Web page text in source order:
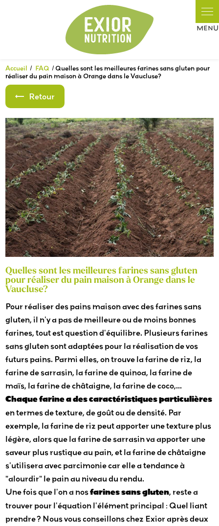
Accueil FAQ
Quelles sont les meilleures farines sans gluten pour
réaliser du pain maison à Orange dans le Vaucluse?
Retour
Quelles sont les meilleures farines sans gluten
pour réaliser du pain maison à Orange dans le
Vaucluse?
Pour réaliser des pains maison avec des farines sans
gluten, il n'y a pas de meilleure ou de moins bonnes
farines, tout est question d'équilibre. Plusieurs farines
sans gluten sont adaptées pour la réalisation de vos
futurs pains. Parmi elles, on trouve la farine de riz, la
farine de sarrasin, la farine de quinoa, la farine de
maïs, la farine de châtaigne, la farine de coco,...
Chaque farine a des caractéristiques particulières
en termes de texture, de goût ou de densité. Par
exemple, la farine de riz peut apporter une texture plus
légère, alors que la farine de sarrasin va apporter une
saveur plus rustique au pain, et la farine de châtaigne
s'utilisera avec parcimonie car elle a tendance à
"alourdir" le pain au niveau du rendu.
Une fois que l'on a nosfarines sans gluten, reste a
trouver pour l'équation l'élément principal : Quel liant
prendre ? Nous vous conseillons chez Exior après deux
Panneau de gestion des cookies